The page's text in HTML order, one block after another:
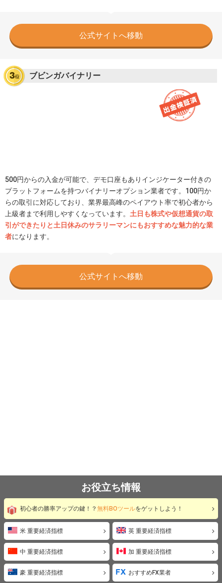
公式サイトへ移動
ブビンガバイナリー
500円からの入金が可能で、デモ口座もありインジケーター付きの
プラットフォームを持つバイナリーオプション業者です。100円か
らの取引に対応しており、業界最高峰のペイアウト率で初心者から
上級者まで利用しやすくなっています。 土日も株式や仮想通貨の取
引ができたりと土日休みのサラリーマンにもおすすめな魅力的な業
者になります。
公式サイトへ移動
お役立ち情報
初心者の勝率アップの鍵！？ 無料BOツールをゲットしよう！
米 重要経済指標 英 重要経済指標
中 重要経済指標 加 重要経済指標
豪 重要経済指標 おすすめFX業者